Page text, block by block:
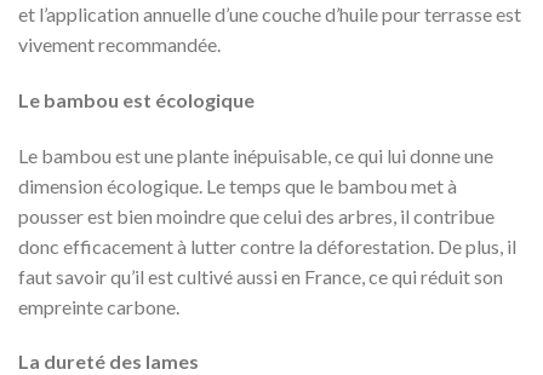
et l’application annuelle d’une couche d’huile pour terrasse est
vivement recommandée.
Le bambou est écologique
Le bambou est une plante inépuisable, ce qui lui donne une
dimension écologique. Le temps que le bambou met à
pousser est bien moindre que celui des arbres, il contribue
donc efficacement à lutter contre la déforestation. De plus, il
faut savoir qu’il est cultivé aussi en France, ce qui réduit son
empreinte carbone.
La dureté des lames